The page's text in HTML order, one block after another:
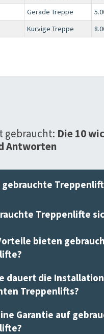
Gerade Treppe
Kurvige Treppe
gebraucht: Die 10
Antworten
gebrauchte
Treppenlifte
bieten
dauert die
Treppenlifts?
Garantie auf